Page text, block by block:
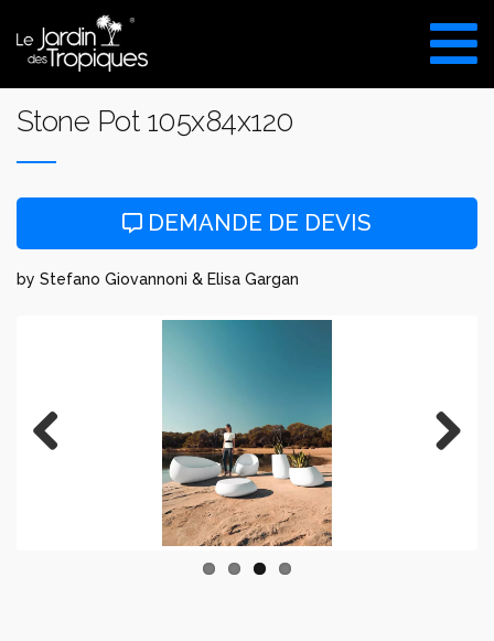
contenu
Stone Pot 105x84x120
DEMANDE DE DEVIS
by Stefano Giovannoni & Elisa Gargan